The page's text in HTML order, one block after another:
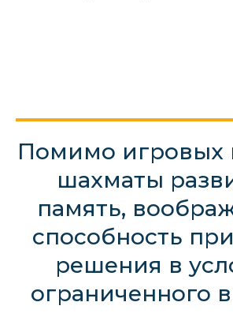
Помимо игровых
шахматы
память,
способность
решения в
ограниченного